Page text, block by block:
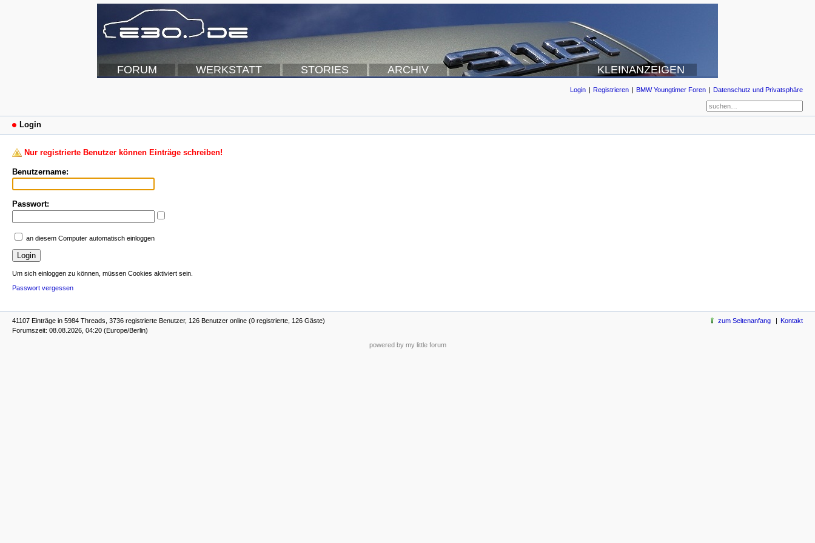
FORUM WERKSTATT STORIES ARCHIV KLEINANZEIGEN
Login Registrieren BMW Youngtimer Foren Datenschutz und Privatsphäre
Login
Nur registrierte Benutzer können Einträge schreiben!
Benutzername:
Passwort:
an diesem Computer automatisch einloggen
Um sich einloggen zu können, müssen Cookies aktiviert sein.
Passwort vergessen
41107 Einträge in 5984 Threads, 3736 registrierte Benutzer, 126 Benutzer online (0 registrierte, 126 Gäste)
Forumszeit: 08.08.2026, 04:20 (Europe/Berlin)
zum Seitenanfang Kontakt
powered by my little forum